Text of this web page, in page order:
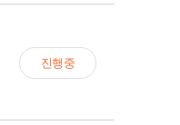
진행중